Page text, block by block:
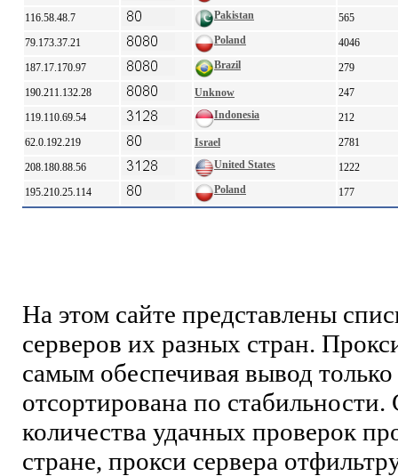
116.58.48.7
Pakistan
565
79.173.37.21
Poland
4046
187.17.170.97
Brazil
279
190.211.132.28
Unknow
247
119.110.69.54
Indonesia
212
62.0.192.219
Israel
2781
208.180.88.56
United States
1222
195.210.25.114
Poland 177
На этом сайте представлены
серверов их разных стран.
самым обеспечивая вывод
отсортирована по стабильности.
количества удачных проверок
стране, прокси сервера